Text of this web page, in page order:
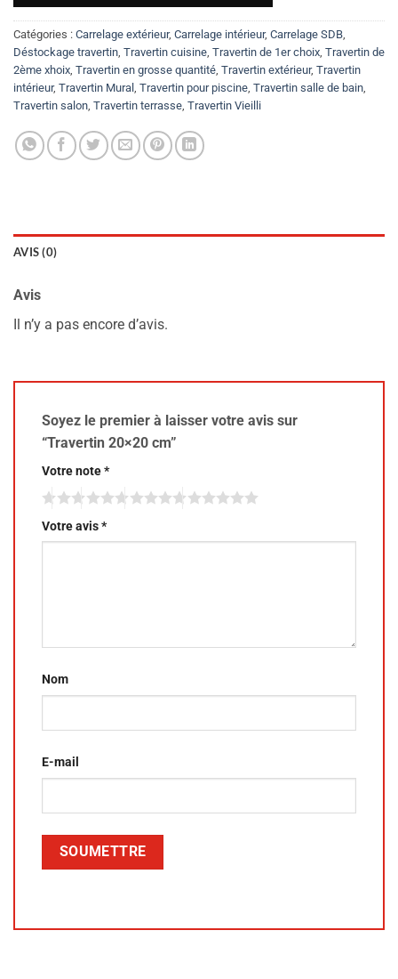
Catégories : Carrelage extérieur, Carrelage intérieur, Carrelage SDB,
Déstockage travertin, Travertin cuisine, Travertin de 1er choix, Travertin de
2ème xhoix, Travertin en grosse quantité, Travertin extérieur, Travertin
intérieur, Travertin Mural , Travertin pour piscine, Travertin salle de bain,
Travertin salon, Travertin terrasse, Travertin Vieilli
AVIS (0)
Avis
Il n’y a pas encore d’avis.
Soyez le premier à laisser votre avis sur
“Travertin 20×20 cm”
Votre note*
Votre avis*
Nom
E-mail